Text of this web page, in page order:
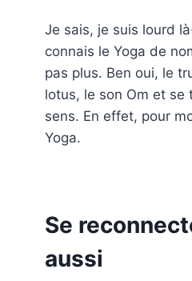
Je sais, je suis lourd
connais le Yoga de
pas plus. Ben oui, le
lotus, le son Om et se
sens. En effet, pour
Yoga.
Se
aussi